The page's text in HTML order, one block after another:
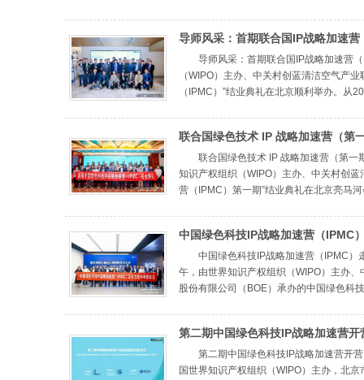
导师风采：首期联合国IP战略加速营
导师风采：首期联合国IP战略加速营
（WIPO）主办、中关村创蓝清洁空气产
（IPMC）”结业典礼在北京顺利举办。从
联合国绿色技术 IP 战略加速营（第
绿色创新注入知识产权新动能
联合国绿色技术 IP 战略加速营（第
知识产权组织（WIPO）主办、中关村创
营（IPMC）第一期”结业典礼在北京亮马
中国绿色科技IP战略加速营（IPMC
方，共探绿色创新与IP管理新路径
中国绿色科技IP战略加速营（IPMC
午，由世界知识产权组织（WIPO）主办
股份有限公司（BOE）承办的中国绿色科
第二期中国绿色科技IP战略加速营开
色产业知识产权国际化发展
第二期中国绿色科技IP战略加速营开
国世界知识产权组织（WIPO）主办，北